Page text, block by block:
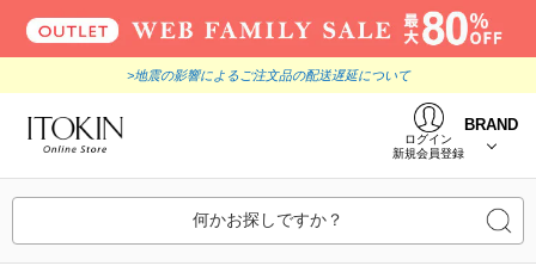
>地震の影響によるご注文品の配送遅延について
ログイン
新規会員登録
BRAND
何かお探しですか？